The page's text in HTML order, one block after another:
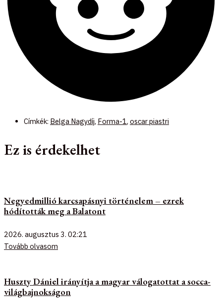
Címkék: Belga Nagydíj, Forma-1, oscar piastri
Ez is érdekelhet
Negyedmillió karcsapásnyi történelem – ezrek
hódították meg a Balatont
2026. augusztus 3. 02:21
Tovább olvasom
Huszty Dániel irányítja a magyar válogatottat a socca-
világbajnokságon